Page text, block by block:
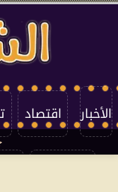
الأخبار اقتصاد